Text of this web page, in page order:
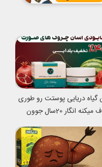
گیاه دریایی پوستت رو طوری
صاف میکنه انگار 20سال جوون